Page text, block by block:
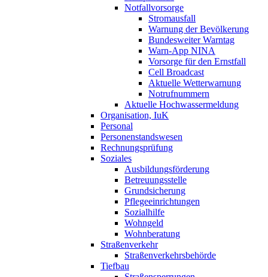
Notfallvorsorge
Stromausfall
Warnung der Bevölkerung
Bundesweiter Warntag
Warn-App NINA
Vorsorge für den Ernstfall
Cell Broadcast
Aktuelle Wetterwarnung
Notrufnummern
Aktuelle Hochwassermeldung
Organisation, IuK
Personal
Personenstandswesen
Rechnungsprüfung
Soziales
Ausbildungsförderung
Betreuungsstelle
Grundsicherung
Pflegeeinrichtungen
Sozialhilfe
Wohngeld
Wohnberatung
Straßenverkehr
Straßenverkehrsbehörde
Tiefbau